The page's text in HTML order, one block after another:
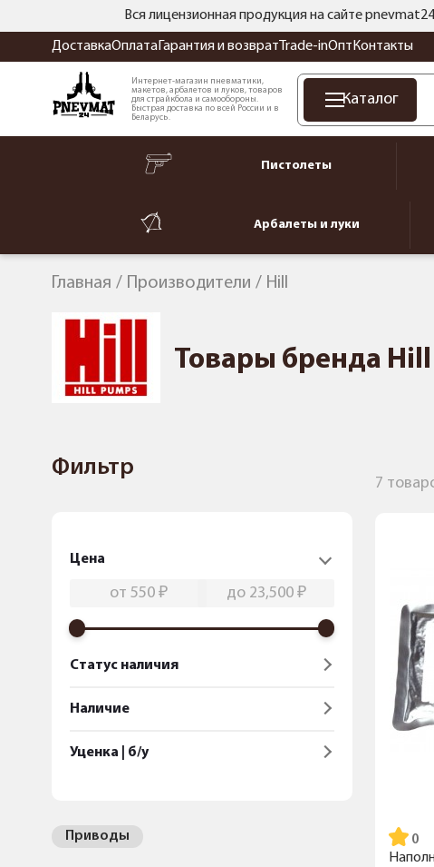
Вся лицензионная продукция на сайте
ДоставкаОплата Гарантия и возврат Trade-inОпт Контакты
Интернет-магазин пневматики,
макетов, арбалетов и луков, товаров
для страйкбола и самообороны.
Быстрая доставка по всей России и в
Беларусь.
Каталог
Пистолеты
Арбалеты и луки
Главная Производители Hill
Товары бренда Hill
Приводы
Фильтр
Цена
Статус наличия
Наличие
Уценка | б/у
7